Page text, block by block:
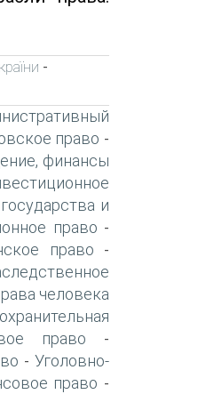
-
право -
финансы
и
право -
право -
человека
право -
-Уголовно-
право -